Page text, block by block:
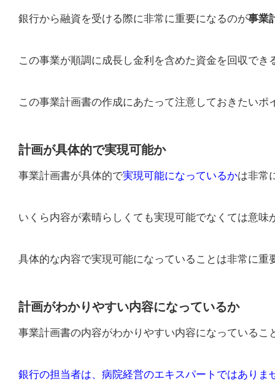
銀行から融資を受ける際に非常に重要になるのが事業
この事業が順調に成長し金利を含めた資金を回収で
この事業計画書の作成にあたって注意しておきたいポ
計画が具体的で実現可能か
事業計画書が具体的で実現可能になっているかは非常
いくら内容が素晴らしくても実現可能でなくては意
具体的な内容で実現可能になっていることは非常に重
計画がわかりやすい内容になっているか
事業計画書の内容がわかりやすい内容になっているこ
銀行の担当者は、病院経営のエキスパートではありま